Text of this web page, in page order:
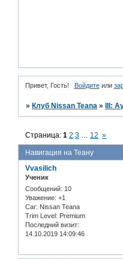
Привет, Гость! Войдитеили
» Клуб Nissan Teana » III:
Навигация на Теану
Страница:1 2 3 12 »
Vvasilich
Ученик
Сообщений: 10
Уважение: +1
Car: Nissan Teana
Trim Level: Premium
Последний визит:
14.10.2019 14:09:46